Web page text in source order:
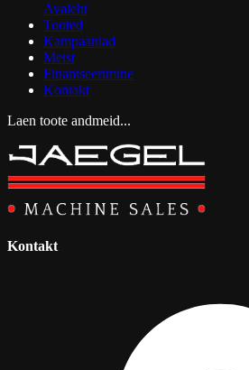
Avaleht
Tooted
Kampaaniad
Meist
Finantseerimine
Kontakt
Laen toote andmeid...
Kontakt